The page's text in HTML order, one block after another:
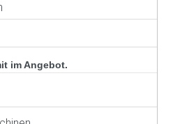
im Angebot.